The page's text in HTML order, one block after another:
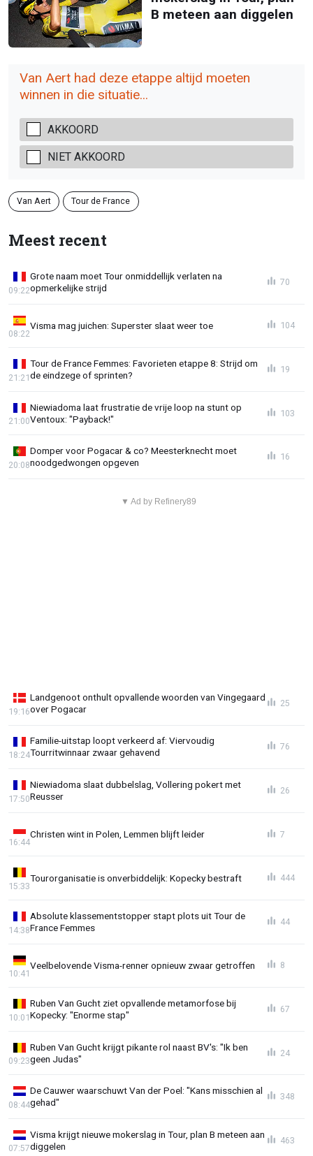
B meteen aan diggelen
Van Aert had deze etappe altijd moeten
winnen in die situatie...
AKKOORD
NIET AKKOORD
Van Aert Tour de France
Meest recent
Grote naam moet Tour onmiddellijk verlaten na
opmerkelijke strijd
09:22
70
Visma mag juichen: Superster slaat weer toe
08:22
104
Tour de France Femmes: Favorieten etappe 8: Strijd om
de eindzege of sprinten?
21:21
19
Niewiadoma laat frustratie de vrije loop na stunt op
Ventoux: "Payback!"
21:00
103
Domper voor Pogacar & co? Meesterknecht moet
noodgedwongen opgeven
20:08
16
▼ Ad by Refinery89
Landgenoot onthult opvallende woorden van Vingegaard
over Pogacar
19:16
25
Familie-uitstap loopt verkeerd af: Viervoudig
Tourritwinnaar zwaar gehavend
18:24
76
Niewiadoma slaat dubbelslag, Vollering pokert met
Reusser
17:50
26
Christen wint in Polen, Lemmen blijft leider
16:44
7
Tourorganisatie is onverbiddelijk: Kopecky bestraft
15:33
444
Absolute klassementstopper stapt plots uit Tour de
France Femmes
14:38
44
Veelbelovende Visma-renner opnieuw zwaar getroffen
10:41
8
Ruben Van Gucht ziet opvallende metamorfose bij
Kopecky: "Enorme stap"
10:01
67
Ruben Van Gucht krijgt pikante rol naast BV's: "Ik ben
geen Judas"
09:23
24
De Cauwer waarschuwt Van der Poel: "Kans misschien al
gehad"
08:44
348
Visma krijgt nieuwe mokerslag in Tour, plan B meteen aan
diggelen
07:57
463